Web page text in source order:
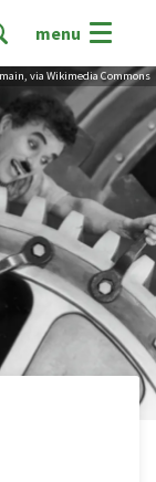
menu
via Wikimedia Commons